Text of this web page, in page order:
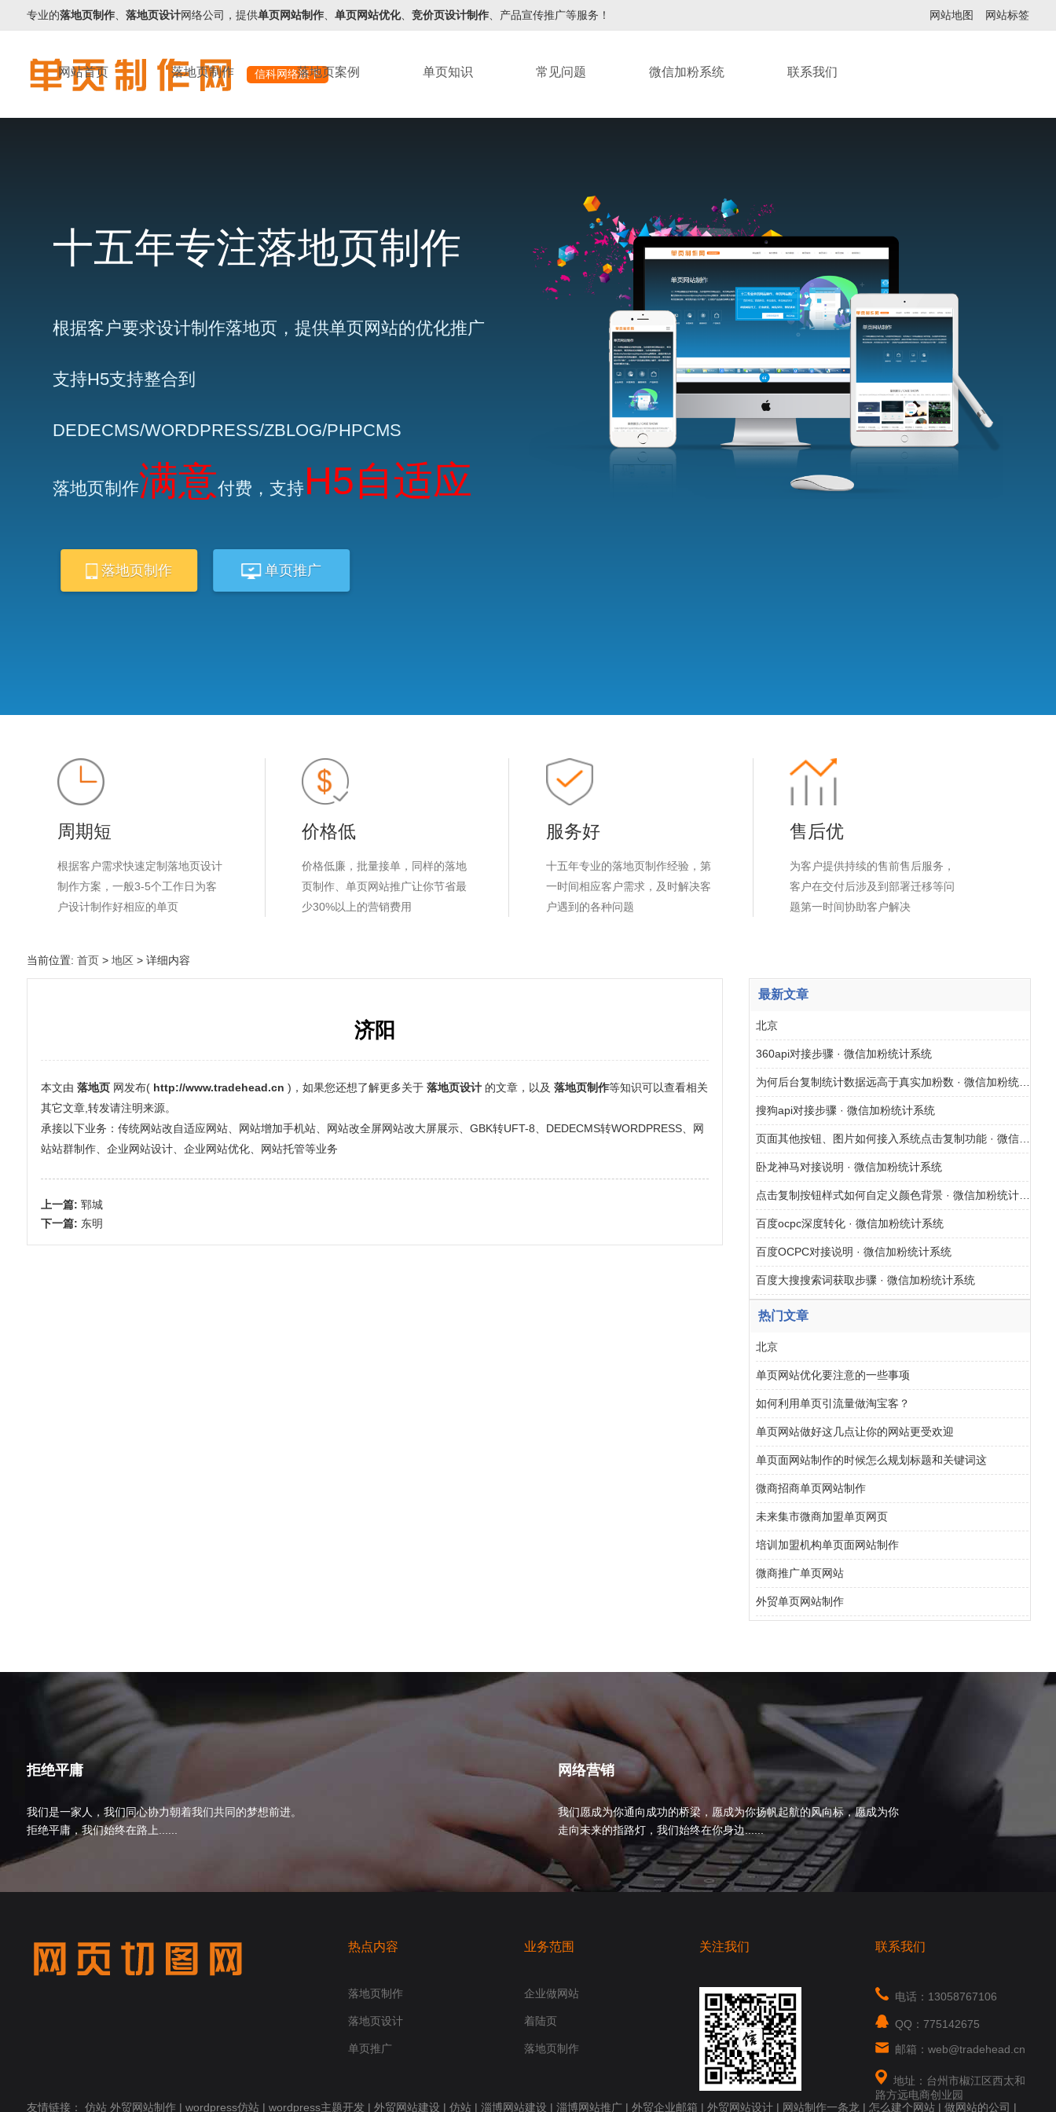
专业的落地页制作、 落地页设计网络公司，提供单页网站制作、 单页网站优化、 竞价页设计制作、产品宣传推广等服务！ 网站地图 网站标签
信科网络旗下
网站首页 落地页制作 落地页案例 单页知识 常见问题 微信加粉系统 联系我们
十五年专注落地页制作
根据客户要求设计制作落地页，提供单页网站的优化推广
支持H5支持整合到
DEDECMS/WORDPRESS/ZBLOG/PHPCMS
落地页制作满意付费，支持H5自适应
落地页制作 单页推广
周期短
根据客户需求快速定制落地页设计
制作方案，一般3-5个工作日为客
户设计制作好相应的单页
价格低
价格低廉，批量接单，同样的落地
页制作、单页网站推广让你节省最
少30%以上的营销费用
服务好
十五年专业的落地页制作经验，第
一时间相应客户需求，及时解决客
户遇到的各种问题
售后优
为客户提供持续的售前售后服务，
客户在交付后涉及到部署迁移等问
题第一时间协助客户解决
当前位置: 首页> 地区> 详细内容
济阳
本文由 落地页 网发布( http://www.tradehead.cn )，如果您还想了解更多关于落地页设计 的文章，以及落地页制作等知识可以查看相关
其它文章,转发请注明来源。
承接以下业务：传统网站改自适应网站、网站增加手机站、网站改全屏网站改大屏展示、GBK转UFT-8、DEDECMS转WORDPRESS、网
站站群制作、企业网站设计、企业网站优化、网站托管等业务
上一篇:郓城
下一篇: 东明
最新文章
北京
360api对接步骤 · 微信加粉统计系统
为何后台复制统计数据远高于真实加粉数 · 微信加粉统计系统
搜狗api对接步骤 · 微信加粉统计系统
页面其他按钮、图片如何接入系统点击复制功能 · 微信加粉统计系统
卧龙神马对接说明 · 微信加粉统计系统
点击复制按钮样式如何自定义颜色背景 · 微信加粉统计系统
百度ocpc深度转化 · 微信加粉统计系统
百度OCPC对接说明 · 微信加粉统计系统
百度大搜搜索词获取步骤 · 微信加粉统计系统
热门文章
北京
单页网站优化要注意的一些事项
如何利用单页引流量做淘宝客？
单页网站做好这几点让你的网站更受欢迎
单页面网站制作的时候怎么规划标题和关键词这
微商招商单页网站制作
未来集市微商加盟单页网页
培训加盟机构单页面网站制作
微商推广单页网站
外贸单页网站制作
拒绝平庸
我们是一家人，我们同心协力朝着我们共同的梦想前进。
拒绝平庸，我们始终在路上......
网络营销
我们愿成为你通向成功的桥梁，愿成为你扬帆起航的风向标，愿成为你
走向未来的指路灯，我们始终在你身边......
热点内容
落地页制作
落地页设计
单页推广
业务范围
企业做网站
着陆页
落地页制作
关注我们 联系我们
电话：13058767106
QQ：775142675
邮箱：web@tradehead.cn
地址：台州市椒江区西太和
路方远电商创业园
友情链接： 仿站 外贸网站制作| wordpress仿站| wordpress主题开发| 外贸网站建设 | 仿站| 淄博网站建设 | 淄博网站推广| 外贸企业邮箱 | 外贸网站设计| 网站制作一条龙 | 怎么建个网站| 做网站的公司 |